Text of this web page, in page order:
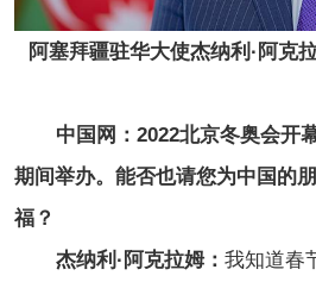
阿塞拜疆驻华大使杰纳利·阿克
中国网： 2022北京冬奥会开
期间举办。能否也请您为中国的
福？
杰纳利·阿克拉姆： 我知道春